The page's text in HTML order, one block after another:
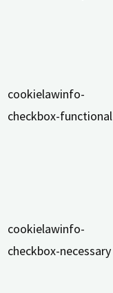
cookielawinfo-
checkbox-functional
cookielawinfo-
checkbox-necessary